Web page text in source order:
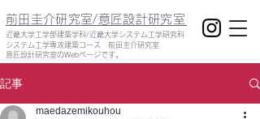
前田圭介研究室/意匠設計研究室
​近畿大学工学部建築学科/近畿大学システム工学研究科
システム工学専攻建築コース 前田圭介研究室
意匠設計研究室のWebページです。
記事
maedazemikouhou